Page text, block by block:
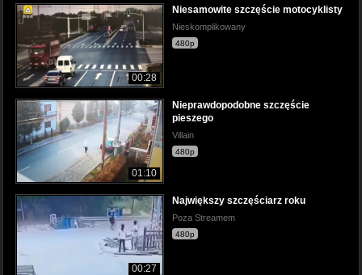
00:28
Niesamowite szczęście motocyklisty
Nieskomplikowany
480p
01:10
Nieprawdopodobne szczęście
pieszego
Villain
480p
00:27
Największy szczęściarz roku
Poza Streamem
480p